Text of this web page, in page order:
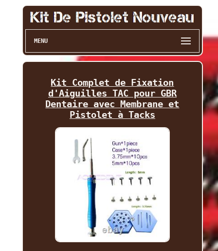
MENU
Kit Complet de Fixation
d'Aiguilles TAC pour GBR
Dentaire avec Membrane et
Pistolet à Tacks